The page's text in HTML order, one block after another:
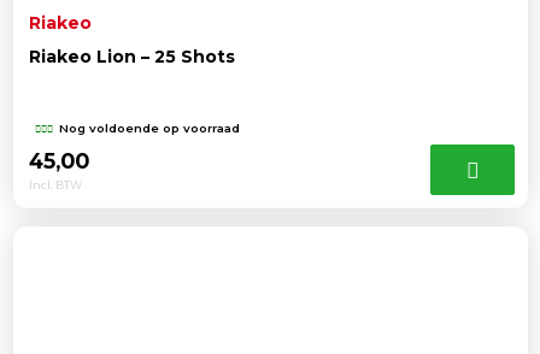
Riakeo
Riakeo Lion – 25 Shots
Nog voldoende op voorraad
45,00
Incl. BTW